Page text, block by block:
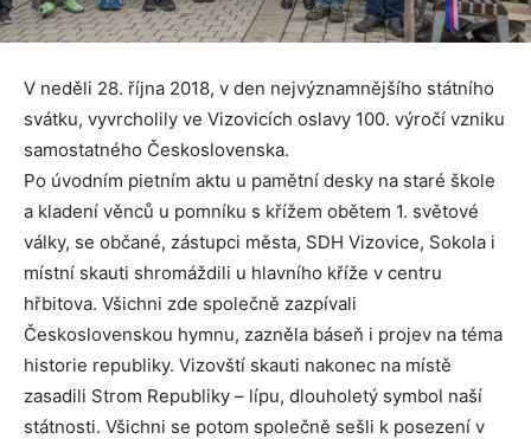
V neděli 28. října 2018, v den nejvýznamnějšího státního
svátku, vyvrcholily ve Vizovicích oslavy 100. výročí vzniku
samostatného Československa.
Po úvodním pietním aktu u pamětní desky na staré škole
a kladení věnců u pomníku s křížem obětem 1. světové
války, se občané, zástupci města, SDH Vizovice, Sokola i
místní skauti shromáždili u hlavního kříže v centru
hřbitova. Všichni zde společně zazpívali
Československou hymnu, zazněla báseň i projev na téma
historie republiky. Vizovští skauti nakonec na místě
zasadili Strom Republiky – lípu, dlouholetý symbol naší
státnosti. Všichni se potom společně sešli k posezení v